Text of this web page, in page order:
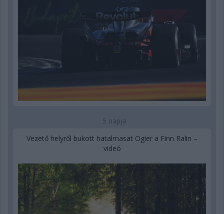
5 napja
Vezető helyről bukott hatalmasat Ogier a Finn Ralin –
videó